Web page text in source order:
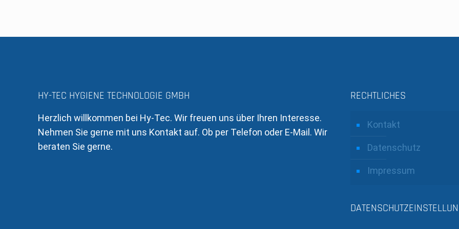
HY-TEC HYGIENE TECHNOLOGIE GMBH
Herzlich willkommen bei Hy-Tec. Wir freuen uns über Ihren Interesse.
Nehmen Sie gerne mit uns Kontakt auf. Ob per Telefon oder E-Mail. Wir
beraten Sie gerne.
RECHTLICHES
Kontakt
Datenschutz
Impressum